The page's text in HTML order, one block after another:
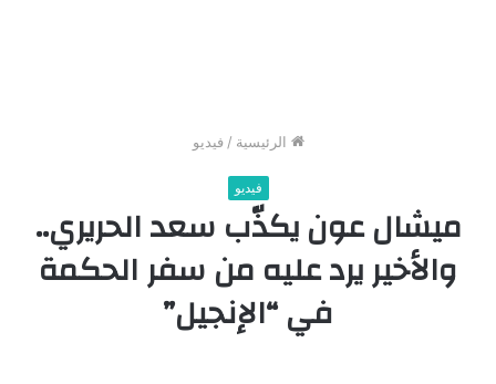
الرئيسية / فيديو
فيديو
ميشال عون يكذّب سعد الحريري..
والأخير يرد عليه من سفر الحكمة
في “الإنجيل”